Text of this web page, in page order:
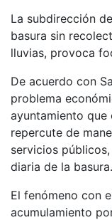
La subdirección
basura sin
lluvias, provoca
De acuerdo con
problema
ayuntamiento que
repercute de
servicios
diaria de la basura.
El fenómeno con
acumulamiento